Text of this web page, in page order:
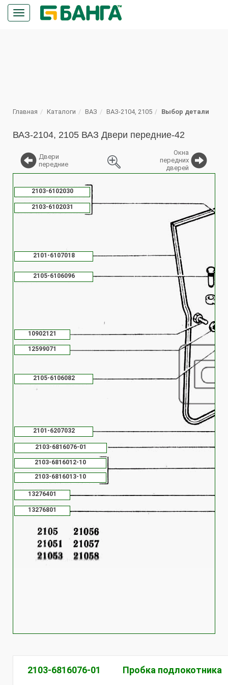
Кнопка
меню
Главная Каталоги ВАЗ ВАЗ-2104, 2105 Выбор детали
ВАЗ-2104, 2105 ВАЗ Двери передние-42
Двери
передние
Окна
передних
дверей
10902121
12599071
13276401
13276801
2101-6107018
2101-6207032
2103-6102030
2103-6102031
2103-6816012-10
2103-6816013-10
2103-6816076-01
2105-6106082
2105-6106096
2103-6816076-01 Пробка подлокотника